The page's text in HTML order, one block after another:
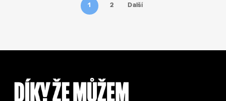
1 2 Další